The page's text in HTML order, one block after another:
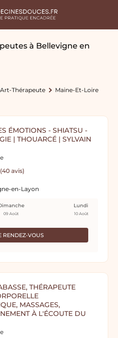
à Bellevigne en
Art-Thérapeute
Maine-Et-Loire
ÉMOTIONS - SHIATSU -
| THOUARCÉ | SYLVAIN
avis)
en-Layon
RENDEZ-VOUS
09 Août
Lundi
10 Août
THÉRAPEUTE
MASSAGES,
À L'ÉCOUTE DU